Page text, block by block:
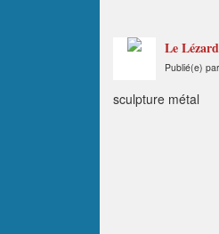
Le Lézard
Publié(e) par
sculpture métal